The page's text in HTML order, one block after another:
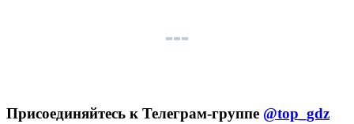
Присоединяйтесь к Телеграм-группе @top_gdz